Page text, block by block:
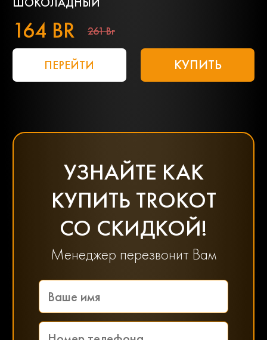
164 BR 261 Br
ПЕРЕЙТИ КУПИТЬ
УЗНАЙТЕ КАК
КУПИТЬ TROKOT
СО СКИДКОЙ!
Менеджер перезвонит Вам